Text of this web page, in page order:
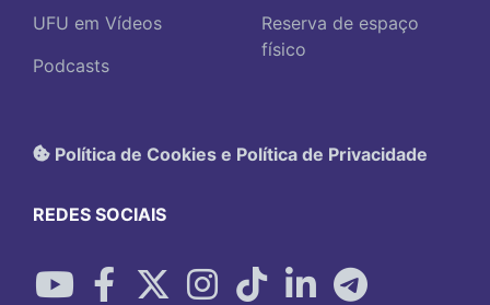
UFU em Vídeos
Podcasts
Reserva de espaço
físico
Política de Cookies e Política de Privacidade
REDES SOCIAIS